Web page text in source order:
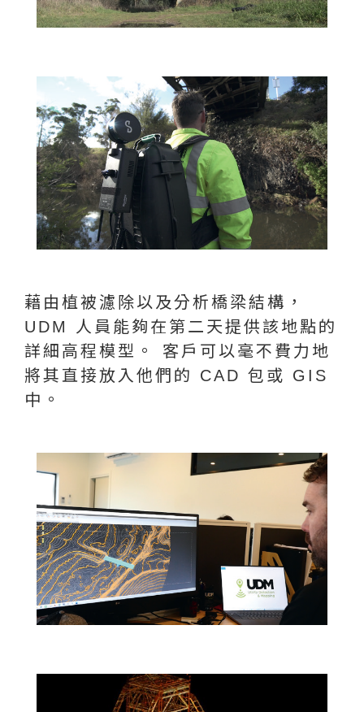
藉由植被濾除以及分析橋梁結構，
UDM 人員能夠在第二天提供該地點的
詳細高程模型。 客戶可以毫不費力地
將其直接放入他們的 CAD 包或 GIS
中。